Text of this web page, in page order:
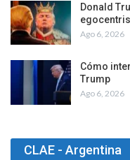
Donald
Ago 6, 2026
Cómo
Trump
Ago 6, 2026
CLAE - Argentina